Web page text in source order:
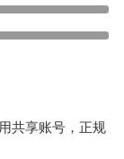
决支付难题（附
共享账号，正规